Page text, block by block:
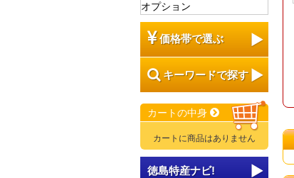
オプション
価格帯で選ぶ
キーワードで探す
カートの中身
カートに商品はありません
徳島特産ナビ!